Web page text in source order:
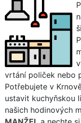
vrtání poliček nebo
Potřebujete v
ustavit kuchyňskou
našich hodinových